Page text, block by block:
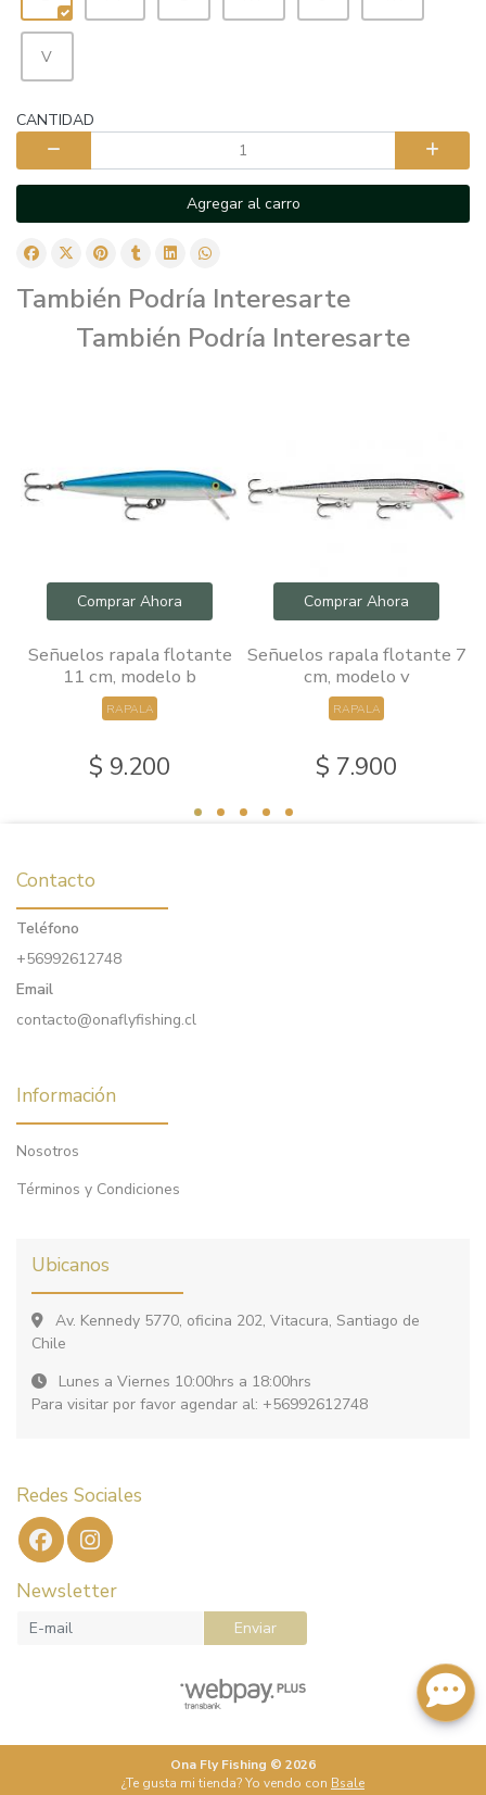
V
CANTIDAD
Agregar al carro
También Podría Interesarte
También Podría Interesarte
Comprar Ahora
Señuelos rapala flotante
11 cm, modelo b
RAPALA
$ 9.200
Comprar Ahora
Señuelos rapala flotante 7
cm, modelo v
RAPALA
$ 7.900
Contacto
Teléfono
+56992612748
Email
contacto@onaflyfishing.cl
Información
Nosotros
Términos y Condiciones
Ubicanos
Av. Kennedy 5770, oficina 202, Vitacura, Santiago de
Chile
Lunes a Viernes 10:00hrs a 18:00hrs
Para visitar por favor agendar al: +56992612748
Redes Sociales
Newsletter
Enviar
Ona Fly Fishing © 2026
¿Te gusta mi tienda? Yo vendo con Bsale